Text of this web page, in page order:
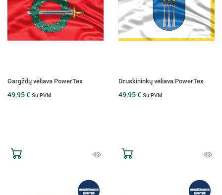
Gargždų vėliava PowerTex
49,95 € Su PVM
Druskininkų vėliava PowerTex
49,95 € Su PVM